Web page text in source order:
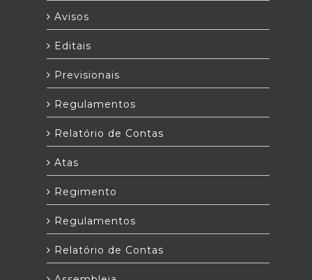
Avisos
Editais
Previsionais
Regulamentos
Relatório de Contas
Atas
Regimento
Regulamentos
Relatório de Contas